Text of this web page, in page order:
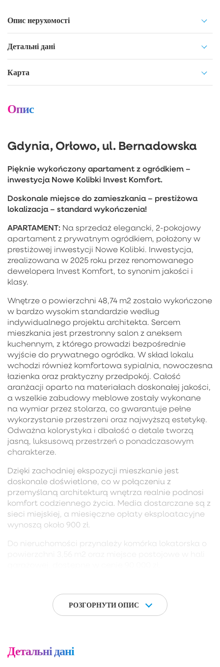
Опис нерухомості
Детальні дані
Карта
Опис
Gdynia, Orłowo, ul. Bernadowska
Pięknie wykończony apartament z ogródkiem –
inwestycja Nowe Kolibki Invest Komfort.
Doskonale miejsce do zamieszkania – prestiżowa
lokalizacja – standard wykończenia!
APARTAMENT: Na sprzedaż elegancki, 2-pokojowy
apartament z prywatnym ogródkiem, położony w
prestiżowej inwestycji Nowe Kolibki. Inwestycja,
zrealizowana w 2025 roku przez renomowanego
dewelopera Invest Komfort, to synonim jakości i
klasy.
Wnętrze o powierzchni 48,74 m2 zostało wykończone
w bardzo wysokim standardzie według
indywidualnego projektu architekta. Sercem
mieszkania jest przestronny salon z aneksem
kuchennym, z którego prowadzi bezpośrednie
wyjście do prywatnego ogródka. W skład lokalu
wchodzi również komfortowa sypialnia, nowoczesna
łazienka oraz praktyczny przedpokój. Całość
aranżacji oparto na materiałach doskonałej jakości,
a wszelkie zabudowy meblowe zostały wykonane
na wymiar przez stolarza, co gwarantuje pełne
wykorzystanie przestrzeni oraz najwyższą estetykę.
Odważna kolorystyka i dbałość o detale tworzą
jasną, luksusową przestrzeń o ponadczasowym
charakterze.
Dzięki zachodniej ekspozycji mieszkanie jest
doskonale doświetlone, co w połączeniu z
przemyślaną architekturą wnętrza realnie podnosi
komfort codziennego życia. Media dostarczane są z
sieci miejskiej, a miesięczne opłaty eksploatacyjne
wynoszą około 900 zł.
Do nieruchomości przynależy komórka lokatorska o
kapitału, sprawdzając się idealnie jako luksusowy
apartament wakacyjny, bezpieczna inwestycja pod
wynajem lub prestiżowe miejsce do życia przez cały
Dodatkowym atutem oferty jest fakt, że kupujący
jest zwolniony z podatku od czynności
РОЗГОРНУТИ ОПИС
Детальні дані